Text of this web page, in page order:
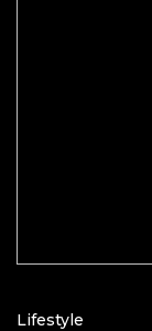
Lifestyle